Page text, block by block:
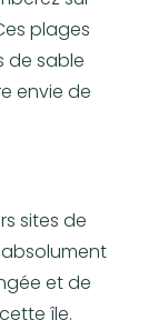
plages
de sable
envie de
sites de
et de
île.